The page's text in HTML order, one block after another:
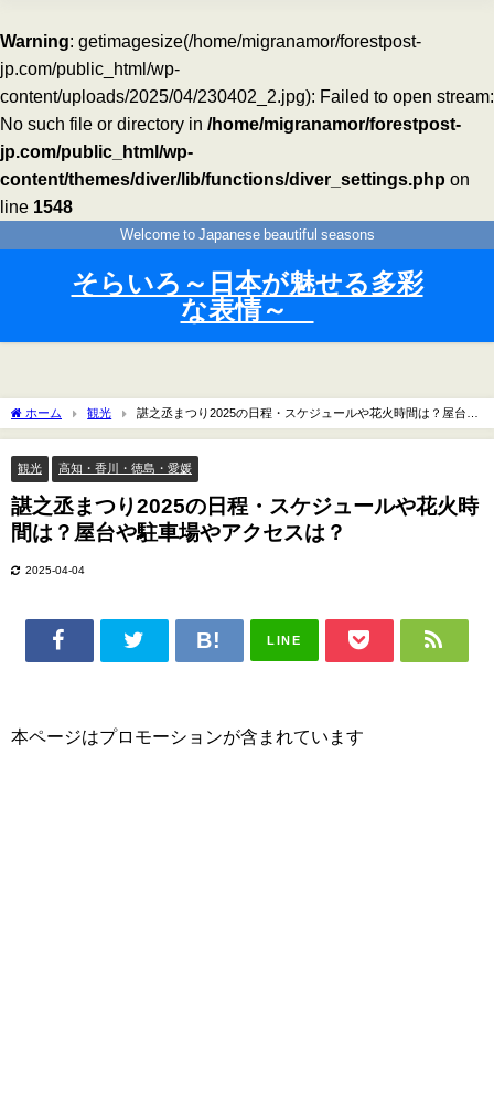
Warning: getimagesize(/home/migranamor/forestpost-
jp.com/public_html/wp-
content/uploads/2025/04/230402_2.jpg): Failed to open stream:
No such file or directory in /home/migranamor/forestpost-
jp.com/public_html/wp-
content/themes/diver/lib/functions/diver_settings.php on
line 1548
Welcome to Japanese beautiful seasons
そらいろ～日本が魅せる多彩
な表情～
ホーム 観光
諶之丞まつり2025の日程・スケジュールや花火時間は？屋台や
駐車場やアクセスは？
観光 高知・香川・徳島・愛媛
諶之丞まつり2025の日程・スケジュールや花火時
間は？屋台や駐車場やアクセスは？
2025-04-04
LINE
本ページはプロモーションが含まれています